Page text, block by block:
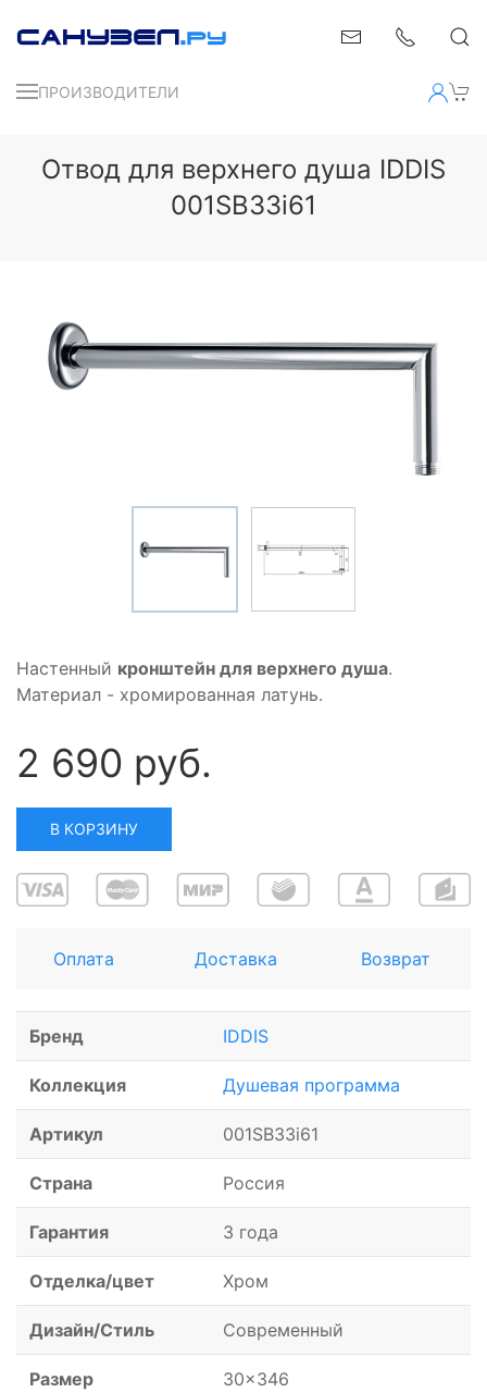
ПРОИЗВОДИТЕЛИ
Отвод для верхнего душа IDDIS
001SB33i61
Настенный кронштейн для верхнего душа.
Материал - хромированная латунь.
2 690 руб.
В КОРЗИНУ
Оплата Доставка Возврат
Бренд IDDIS
Коллекция Душевая программа
Артикул 001SB33i61
Страна Россия
Гарантия 3 года
Отделка/цвет Хром
Дизайн/Стиль Современный
Размер 30x346